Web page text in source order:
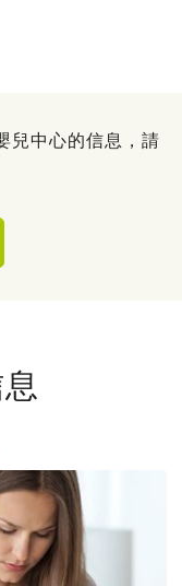
兒中心的信息，請